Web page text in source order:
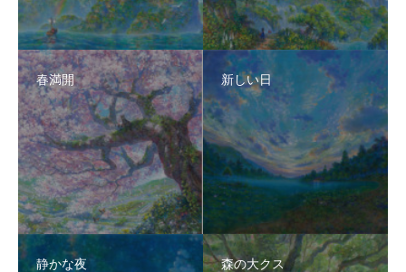
春満開 新しい日
静かな夜 森の大クス